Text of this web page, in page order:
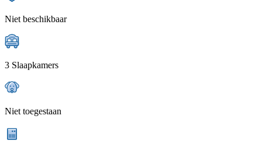
Niet beschikbaar
3 Slaapkamers
Niet toegestaan